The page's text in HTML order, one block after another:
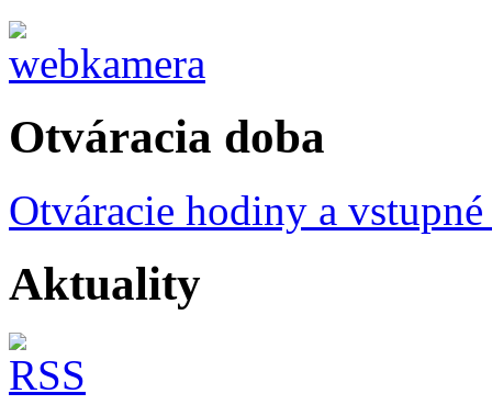
Otváracia doba
Otváracie hodiny a
Aktuality